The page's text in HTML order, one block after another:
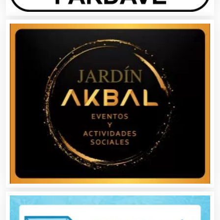
Audios para Eventos
Autobuses
Automatización
Automóviles Nuevos y Usados
Autopartes Eléctricas